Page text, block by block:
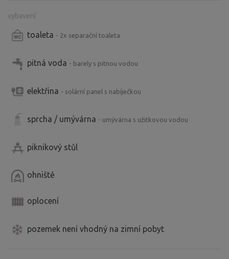
vybavení
toaleta - 2x separační toaleta
pitná voda - barely s pitnou vodou
elektřina - solární panel s nabíječkou
sprcha / umývárna - umývárna s užitkovou vodou
piknikový stůl
ohniště
oplocení
pozemek není vhodný na zimní pobyt